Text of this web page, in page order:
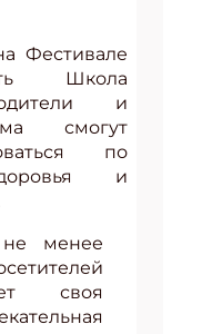
Фестивале
Школа
и
смогут
по
и
менее
своя